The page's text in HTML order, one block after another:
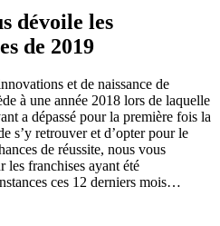
dévoile les
de 2019
et de naissance de
à une année 2018 lors de laquelle
a dépassé pour la première fois la
s’y retrouver et d’opter pour le
de réussite, nous vous
les franchises ayant été
ces 12 derniers mois…